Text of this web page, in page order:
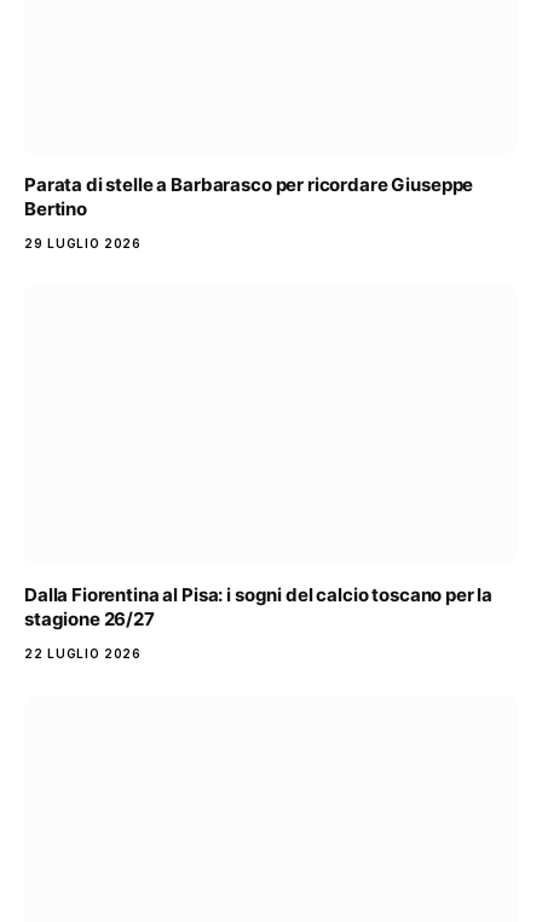
Parata di stelle a Barbarasco per ricordare Giuseppe
Bertino
29 LUGLIO 2026
Dalla Fiorentina al Pisa: i sogni del calcio toscano per la
stagione 26/27
22 LUGLIO 2026